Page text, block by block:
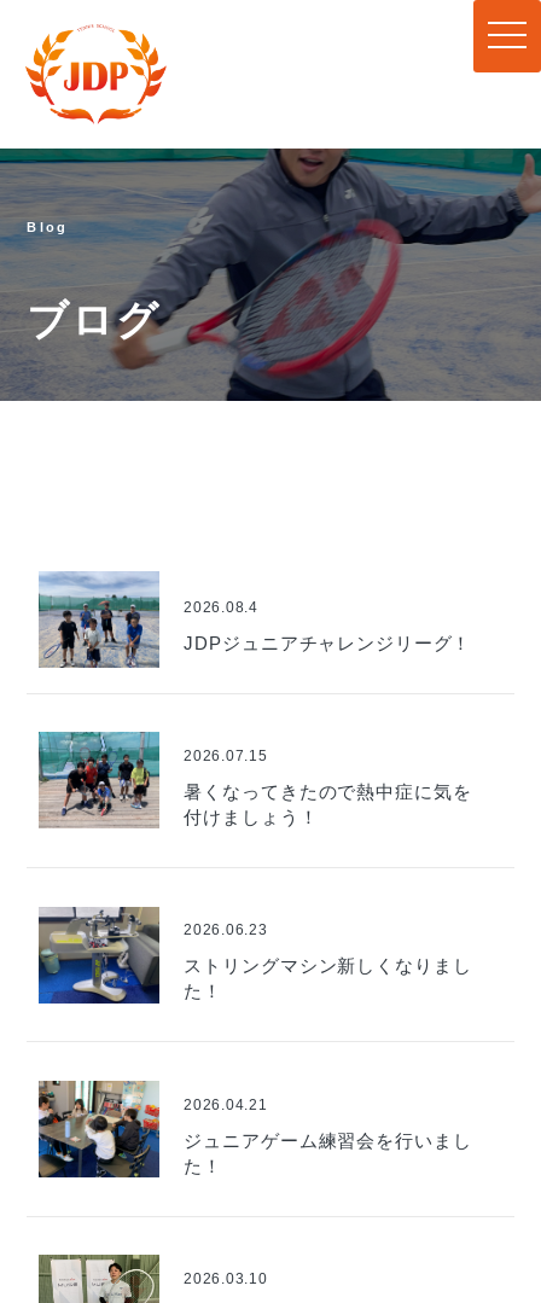
Blog
ブログ
2026.08.4
JDPジュニアチャレンジリーグ！
2026.07.15
暑くなってきたので熱中症に気を
付けましょう！
2026.06.23
ストリングマシン新しくなりまし
た！
2026.04.21
ジュニアゲーム練習会を行いまし
た！
2026.03.10